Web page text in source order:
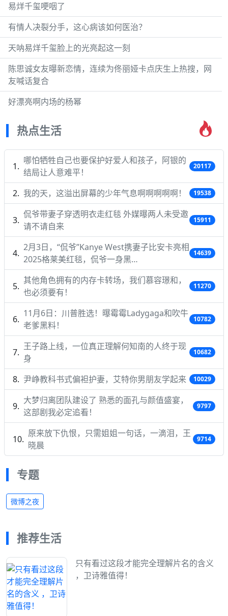
易烊千玺哽咽了
有情人决裂分手，这心病该如何医治？
天呐易烊千玺脸上的光亮起这一刻
陈思诚女友曝新恋情，连续为佟丽娅卡点庆生上热搜，网
友喊话复合
好漂亮啊内场的杨幂
热点生活
哪怕牺牲自己也要保护好爱人和孩子，阿银的
结局让人意难平！
20117
我的天，这溢出屏幕的少年气息啊啊啊啊啊！ 19538
侃爷带妻子穿透明衣走红毯 外媒曝两人未受邀
请不请自来
15911
2月3日，“侃爷”Kanye West携妻子比安卡亮相
2025格莱美红毯，侃爷一身黑…
14639
其他角色拥有的内存卡转场，我们慕容璟和，
也必须要有！
11270
11月6日：川普胜选！曝霉霉Ladygaga和吹牛
老爹黑料！
10782
王子路上线，一位真正理解何知南的人终于现
身
10682
尹峥教科书式偏袒护妻，艾特你男朋友学起来 10029
大梦归离团队建设了 熟悉的面孔与颜值盛宴，
这部剧我必定追看！
9797
原来放下仇恨，只需姐姐一句话，一滴泪，王
晓晨
9714
专题
微博之夜
推荐生活
只有看过这段才能完全理解片名的含义
，卫诗雅值得！